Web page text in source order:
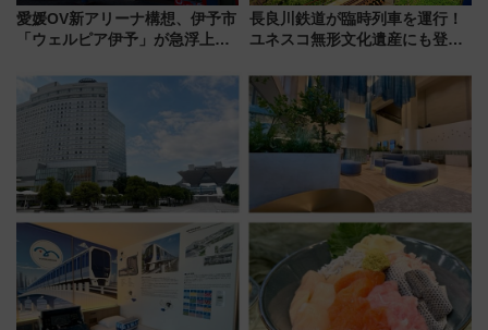
愛媛OV新アリーナ構想、伊予市
「ウェルピア伊予」が急浮上！
で探る鉄道アクセスの未来
長良川鉄道が臨時列車を運行！
ユネスコ無形文化遺産にも登録
に 乗車には予約が必要